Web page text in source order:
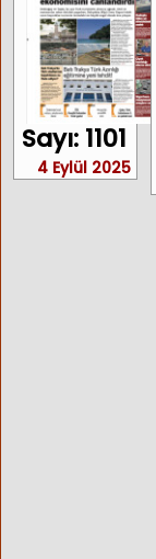
Sayı: 1101
4 Eylül 2025